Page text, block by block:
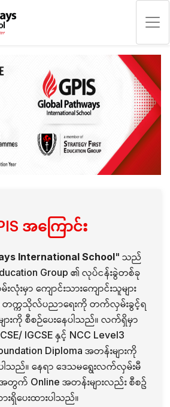
အကြောင်း
International School" သည်
Group ၏ လုပ်ငန်းခွဲတစ်ခု
းလုံးမှာ ကျောင်းသားကျောင်းသူများ
က္ကသိုလ်ပညာရေးကို တက်လှမ်းခွင့်ရ
းကို စီစဉ်ပေးနေပါသည်။ လက်ရှိမှာ
IGCSE နှင့် NCC Level3
Diploma အတန်းများကို
သည်။ နေရာ ဒေသမရွေးလက်လှမ်းမီ
အတွက် Online အတန်းများလည်း စီစဥ်
းရှိပေးထားပါသည်။